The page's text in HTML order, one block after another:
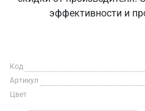
эффективности и
Код
Артикул
Цвет